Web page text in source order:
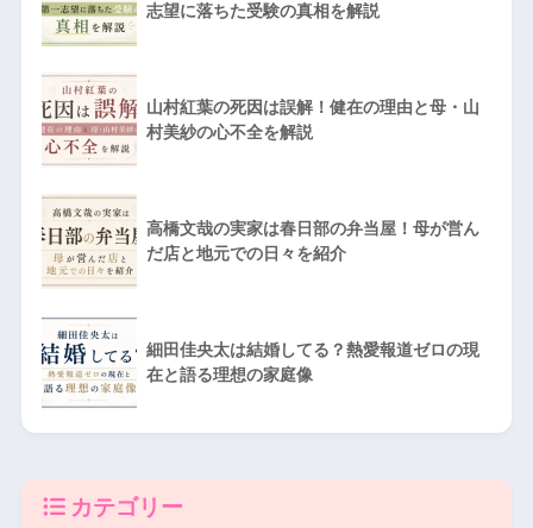
志望に落ちた受験の真相を解説
山村紅葉の死因は誤解！健在の理由と母・山
村美紗の心不全を解説
高橋文哉の実家は春日部の弁当屋！母が営ん
だ店と地元での日々を紹介
細田佳央太は結婚してる？熱愛報道ゼロの現
在と語る理想の家庭像
カテゴリー